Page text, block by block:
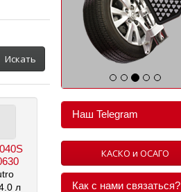
Искать
л
Наш Telegram
КАСКО и ОСАГО
Как с нами связаться?